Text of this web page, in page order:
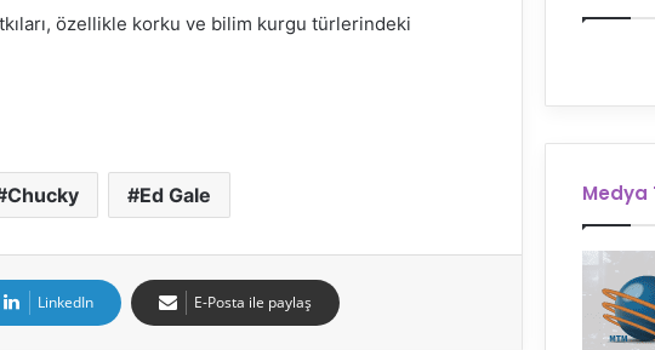
özellikle korku ve bilim kurgu türlerindeki
Chucky Ed Gale
LinkedIn E-Posta ile paylaş
Medya